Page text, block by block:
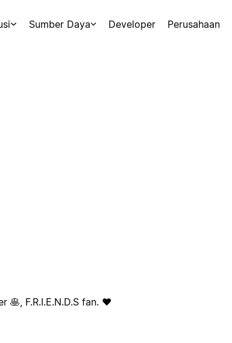
Sumber Daya Developer Perusahaan
🥞, F.R.I.E.N.D.S fan. ❤️